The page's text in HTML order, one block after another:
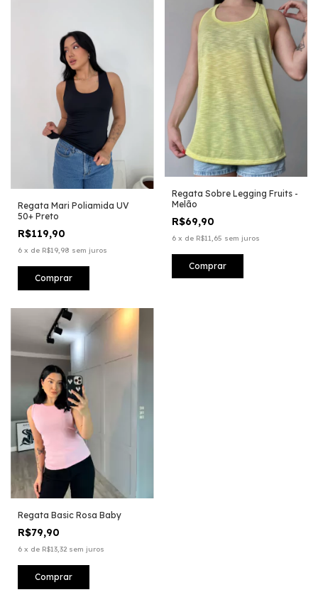
Regata Mari Poliamida UV
50+ Preto
R$119,90
6 x de R$19,98 sem juros
Comprar
Regata Sobre Legging Fruits -
Melão
R$69,90
6 x de R$11,65 sem juros
Comprar
Regata Basic Rosa Baby
R$79,90
6 x de R$13,32 sem juros
Comprar